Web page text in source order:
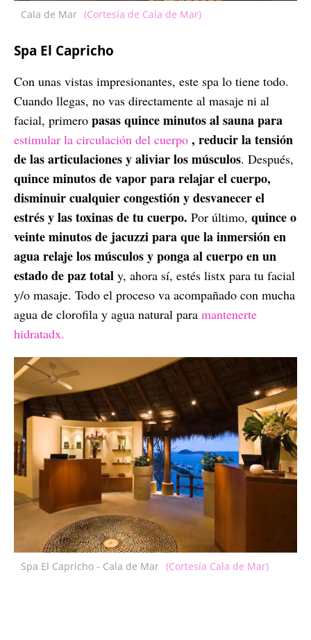
Cala de Mar (Cortesía de Cala de Mar)
Spa El Capricho
Con unas vistas impresionantes, este spa lo tiene todo.
Cuando llegas, no vas directamente al masaje ni al
facial, primero pasas quince minutos al sauna para
estimular la circulación del cuerpo , reducir la tensión
de las articulaciones y aliviar los músculos. Después,
quince minutos de vapor para relajar el cuerpo,
disminuir cualquier congestión y desvanecer el
estrés y las toxinas de tu cuerpo. Por último, quince o
veinte minutos de jacuzzi para que la inmersión en
agua relaje los músculos y ponga al cuerpo en un
estado de paz total y, ahora sí, estés listx para tu facial
y/o masaje. Todo el proceso va acompañado con mucha
agua de clorofila y agua natural para mantenerte
hidratadx.
Spa El Capricho - Cala de Mar (Cortesía Cala de Mar)